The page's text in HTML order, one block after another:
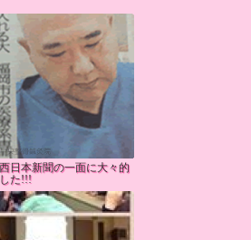
日本新聞の一面に大々的
た!!!